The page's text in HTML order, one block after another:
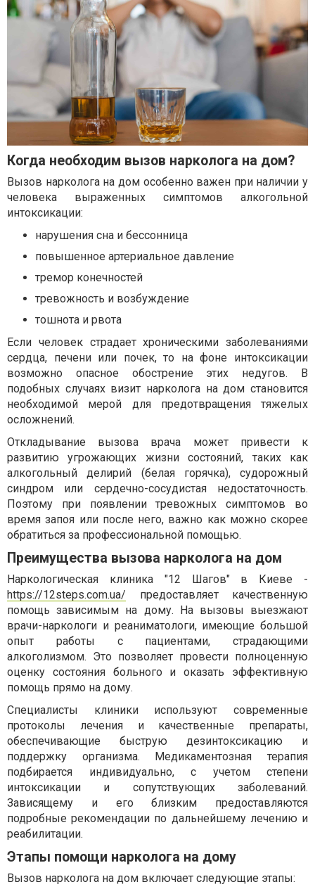
Когда необходим вызов нарколога на дом?
Вызов нарколога на дом особенно важен при наличии у
человека выраженных симптомов алкогольной
интоксикации:
нарушения сна и бессонница
повышенное артериальное давление
тремор конечностей
тревожность и возбуждение
тошнота и рвота
Если человек страдает хроническими заболеваниями
сердца, печени или почек, то на фоне интоксикации
возможно опасное обострение этих недугов. В
подобных случаях визит нарколога на дом становится
необходимой мерой для предотвращения тяжелых
осложнений.
Откладывание вызова врача может привести к
развитию угрожающих жизни состояний, таких как
алкогольный делирий (белая горячка), судорожный
синдром или сердечно-сосудистая недостаточность.
Поэтому при появлении тревожных симптомов во
время запоя или после него, важно как можно скорее
обратиться за профессиональной помощью.
Преимущества вызова нарколога на дом
Наркологическая клиника "12 Шагов" в Киеве -
https://12steps.com.ua/ предоставляет качественную
помощь зависимым на дому. На вызовы выезжают
врачи-наркологи и реаниматологи, имеющие большой
опыт работы с пациентами, страдающими
алкоголизмом. Это позволяет провести полноценную
оценку состояния больного и оказать эффективную
помощь прямо на дому.
Специалисты клиники используют современные
протоколы лечения и качественные препараты,
обеспечивающие быструю дезинтоксикацию и
поддержку организма. Медикаментозная терапия
подбирается индивидуально, с учетом степени
интоксикации и сопутствующих заболеваний.
Зависящему и его близким предоставляются
подробные рекомендации по дальнейшему лечению и
реабилитации.
Этапы помощи нарколога на дому
Вызов нарколога на дом включает следующие этапы: